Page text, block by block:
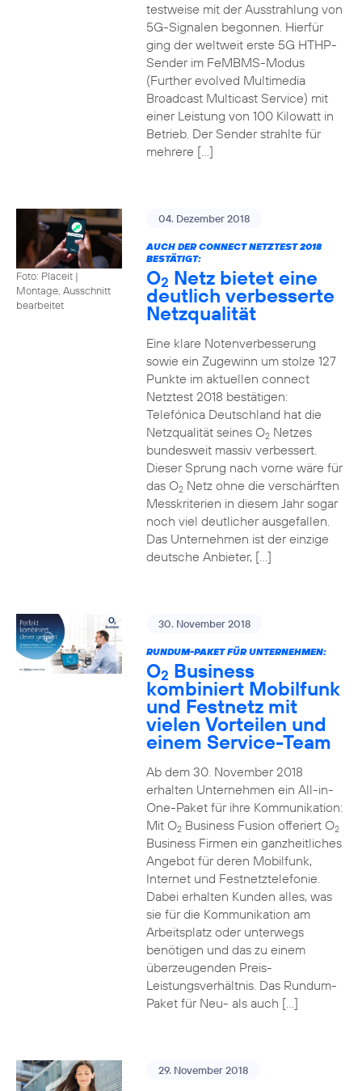
testweise mit der Ausstrahlung von
5G-Signalen begonnen. Hierfür
ging der weltweit erste 5G HTHP-
Sender im FeMBMS-Modus
(Further evolved Multimedia
Broadcast Multicast Service) mit
einer Leistung von 100 Kilowatt in
Betrieb. Der Sender strahlte für
mehrere […]
Foto: Placeit |
Montage, Ausschnitt
bearbeitet
04. Dezember 2018
AUCH DER CONNECT NETZTEST 2018
BESTÄTIGT:
O2 Netz bietet eine
deutlich verbesserte
Netzqualität
Eine klare Notenverbesserung
sowie ein Zugewinn um stolze 127
Punkte im aktuellen connect
Netztest 2018 bestätigen:
Telefónica Deutschland hat die
Netzqualität seines O2Netzes
bundesweit massiv verbessert.
Dieser Sprung nach vorne wäre für
das O2Netz ohne die verschärften
Messkriterien in diesem Jahr sogar
noch viel deutlicher ausgefallen.
Das Unternehmen ist der einzige
deutsche Anbieter, […]
30. November 2018
RUNDUM-PAKET FÜR UNTERNEHMEN:
O2 Business
kombiniert Mobilfunk
und Festnetz mit
vielen Vorteilen und
einem Service-Team
Ab dem 30. November 2018
erhalten Unternehmen ein All-in-
One-Paket für ihre Kommunikation:
Mit O2Business Fusion offeriert O2
Business Firmen ein ganzheitliches
Angebot für deren Mobilfunk,
Internet und Festnetztelefonie.
Dabei erhalten Kunden alles, was
sie für die Kommunikation am
Arbeitsplatz oder unterwegs
benötigen und das zu einem
überzeugenden Preis-
Leistungsverhältnis. Das Rundum-
Paket für Neu- als auch […]
29. November 2018